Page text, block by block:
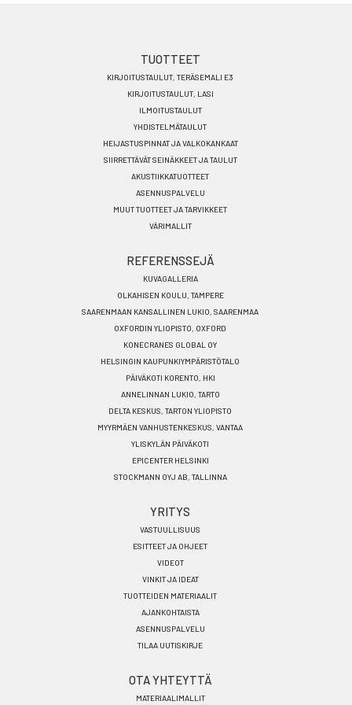
TUOTTEET
KIRJOITUSTAULUT, TERÄSEMALI E3
KIRJOITUSTAULUT, LASI
ILMOITUSTAULUT
YHDISTELMÄTAULUT
HEIJASTUSPINNAT JA VALKOKANKAAT
SIIRRETTÄVÄT SEINÄKKEET JA TAULUT
AKUSTIIKKATUOTTEET
ASENNUSPALVELU
MUUT TUOTTEET JA TARVIKKEET
VÄRIMALLIT
REFERENSSEJÄ
KUVAGALLERIA
OLKAHISEN KOULU, TAMPERE
SAARENMAAN KANSALLINEN LUKIO, SAARENMAA
OXFORDIN YLIOPISTO, OXFORD
KONECRANES GLOBAL OY
HELSINGIN KAUPUNKIYMPÄRISTÖTALO
PÄIVÄKOTI KORENTO, HKI
ANNELINNAN LUKIO, TARTO
DELTA KESKUS, TARTON YLIOPISTO
MYYRMÄEN VANHUSTENKESKUS, VANTAA
YLISKYLÄN PÄIVÄKOTI
EPICENTER HELSINKI
STOCKMANN OYJ AB, TALLINNA
YRITYS
VASTUULLISUUS
ESITTEET JA OHJEET
VIDEOT
VINKIT JA IDEAT
TUOTTEIDEN MATERIAALIT
AJANKOHTAISTA
ASENNUSPALVELU
TILAA UUTISKIRJE
OTA YHTEYTTÄ
MATERIAALIMALLIT